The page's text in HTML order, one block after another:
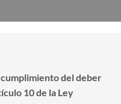
cumplimiento del deber
10 de la Ley